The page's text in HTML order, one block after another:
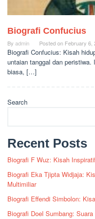
Biografi Confucius
By admin Posted on February 6,
Biografi Confucius: Kisah
untaian tanggal dan
biasa, […]
Search
Recent Posts
Biografi F Wuz: Kisah
Biografi Eka Tjipta Widjaja:
Multimiliar
Biografi Effendi Simbolon:
Biografi Doel Sumbang: